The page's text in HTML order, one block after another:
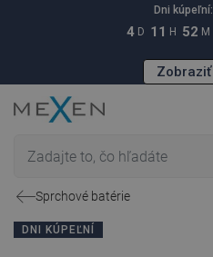
Dni kúpeľní:
4 D 11 H 52 M
Zobraziť
Sprchové batérie
DNI KÚPEĽNÍ